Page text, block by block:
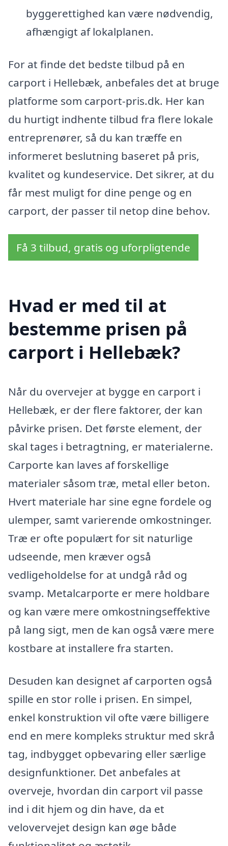
byggerettighed kan være nødvendig,
afhængigt af lokalplanen.
For at finde det bedste tilbud på en
carport i Hellebæk, anbefales det at bruge
platforme som carport-pris.dk. Her kan
du hurtigt indhente tilbud fra flere lokale
entreprenører, så du kan træffe en
informeret beslutning baseret på pris,
kvalitet og kundeservice. Det sikrer, at du
får mest muligt for dine penge og en
carport, der passer til netop dine behov.
Få 3 tilbud, gratis og uforpligtende
Hvad er med til at
bestemme prisen på
carport i Hellebæk?
Når du overvejer at bygge en carport i
Hellebæk, er der flere faktorer, der kan
påvirke prisen. Det første element, der
skal tages i betragtning, er materialerne.
Carporte kan laves af forskellige
materialer såsom træ, metal eller beton.
Hvert materiale har sine egne fordele og
ulemper, samt varierende omkostninger.
Træ er ofte populært for sit naturlige
udseende, men kræver også
vedligeholdelse for at undgå råd og
svamp. Metalcarporte er mere holdbare
og kan være mere omkostningseffektive
på lang sigt, men de kan også være mere
kostbare at installere fra starten.
Desuden kan designet af carporten også
spille en stor rolle i prisen. En simpel,
enkel konstruktion vil ofte være billigere
end en mere kompleks struktur med skrå
tag, indbygget opbevaring eller særlige
designfunktioner. Det anbefales at
overveje, hvordan din carport vil passe
ind i dit hjem og din have, da et
velovervejet design kan øge både